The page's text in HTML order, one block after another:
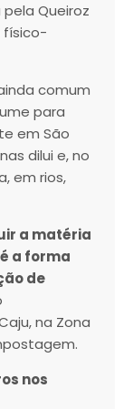
Queiroz
físico-
comum
para
em São
dilui e, no
em rios,
a matéria
a forma
de
na Zona
nos